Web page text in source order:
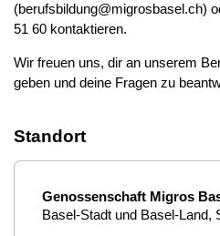
(berufsbildung@migrosbasel.ch)
51 60 kontaktieren.
Wir freuen uns, dir an unserem
geben und deine Fragen zu
Standort
Genossenschaft Migros
Basel-Stadt und Basel-Land,